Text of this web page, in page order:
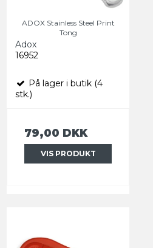
ADOX Stainless Steel Print
Tong
Adox
16952
På lager i butik (4
stk.)
79,00 DKK
VIS PRODUKT